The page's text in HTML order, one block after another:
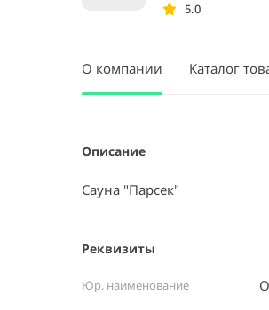
5.0
О компании Каталог
Описание
Сауна "Парсек"
Реквизиты
Юр. наименование